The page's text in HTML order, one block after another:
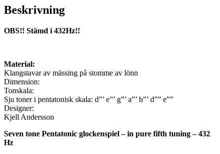
Beskrivning
OBS!! Stämd i 432Hz!!
Material:
Klangstavar av mässing på stomme av lönn
Dimension:
Tonskala:
Sju toner i pentatonisk skala: d”’ e”’ g”’ a”’ h”’ d”” e””
Designer:
Kjell Andersson
Seven tone Pentatonic glockenspiel – in pure fifth tuning – 432
Hz